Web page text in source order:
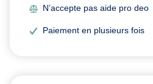
N’accepte pas aide pro deo
Paiement en plusieurs fois